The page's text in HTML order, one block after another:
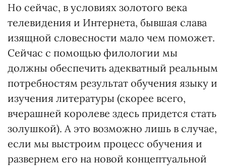
Но сейчас, в условиях золотого века
телевидения и Интернета, бывшая слава
изящной словесности мало чем поможет.
Сейчас с помощью филологии мы
должны обеспечить адекватный реальным
потребностям результат обучения языку и
изучения литературы (скорее всего,
вчерашней королеве здесь придется стать
золушкой). А это возможно лишь в случае,
если мы выстроим процесс обучения и
развернем его на новой концептуальной